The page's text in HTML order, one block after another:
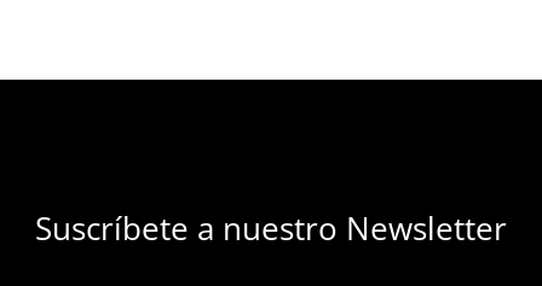
Suscríbete a nuestro Newsletter